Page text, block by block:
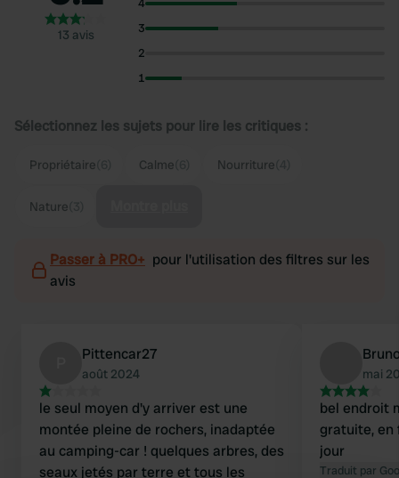
13 avis
4
3
2
1
Sélectionnez les sujets pour lire les critiques :
Propriétaire Calme Nourriture
Nature
Passer à PRO+ pour l'utilisation des filtres sur les
avis
Pittencar27
août 2024
le seul moyen d'y arriver est une
montée pleine de rochers, inadaptée
au camping-car ! quelques arbres, des
seaux jetés par terre et tous les
mai
bel endroit
gratuite, en
jour
Traduit par